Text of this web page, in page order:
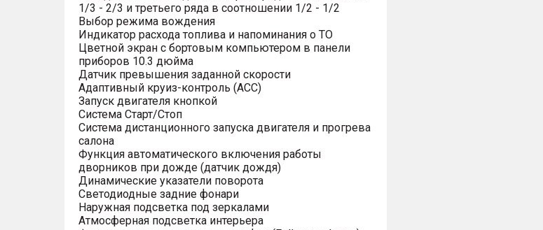
1/3 - 2/3 и третьего ряда в соотношении 1/2 - 1/2
Выбор режима вождения
Индикатор расхода топлива и напоминания о ТО
Цветной экран с бортовым компьютером в панели
приборов 10.3 дюйма
Датчик превышения заданной скорости
Адаптивный круиз-контроль (ACC)
Запуск двигателя кнопкой
Система Старт/Стоп
Система дистанционного запуска двигателя и прогрева
салона
Функция автоматического включения работы
дворников при дожде (датчик дождя)
Динамические указатели поворота
Светодиодные задние фонари
Наружная подсветка под зеркалами
Атмосферная подсветка интерьера